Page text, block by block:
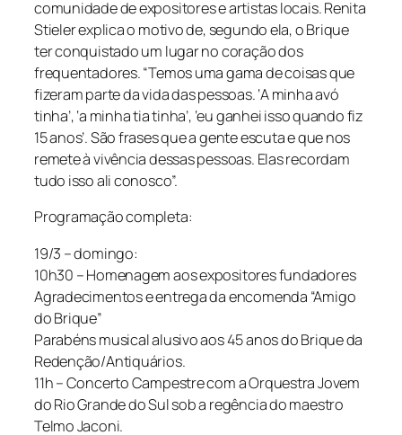
comunidade de expositores e artistas locais. Renita
Stieler explica o motivo de, segundo ela, o Brique
ter conquistado um lugar no coração dos
frequentadores. “Temos uma gama de coisas que
fizeram parte da vida das pessoas. ‘A minha avó
tinha’, ‘a minha tia tinha’, ‘eu ganhei isso quando fiz
15 anos’. São frases que a gente escuta e que nos
remete à vivência dessas pessoas. Elas recordam
tudo isso ali conosco”.
Programação completa:
19/3 – domingo:
10h30 – Homenagem aos expositores fundadores
Agradecimentos e entrega da encomenda “Amigo
do Brique”
Parabéns musical alusivo aos 45 anos do Brique da
Redenção/Antiquários.
11h – Concerto Campestre com a Orquestra Jovem
do Rio Grande do Sul sob a regência do maestro
Telmo Jaconi.